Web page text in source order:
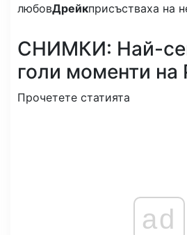
любовДрейкприсъстваха на
СНИМКИ: Най-
голи моменти на
Прочетете статията
ad